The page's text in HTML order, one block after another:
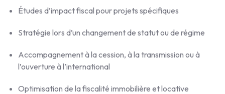
Études d’impact fiscal pour projets spécifiques
Stratégie lors d’un changement de statut ou de régime
Accompagnement à la cession, à la transmission ou à
l’ouverture à l’international
Optimisation de la fiscalité immobilière et locative